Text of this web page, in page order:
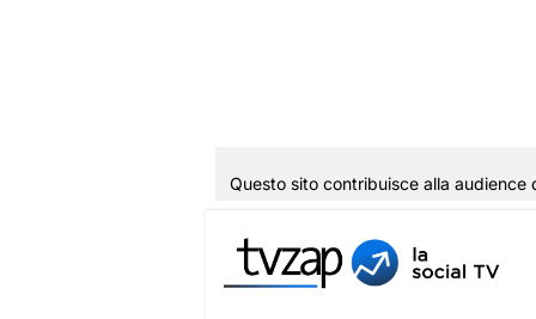
al
Questo sito contribuisce alla audience